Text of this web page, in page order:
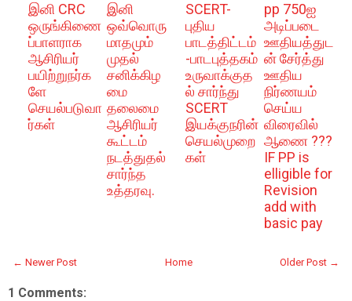
இனி CRC
ஒருங்கிணை
ப்பாளராக
ஆசிரியர்
பயிற்றுநர்க
ளே
செயல்படுவா
ர்கள்
இனி
ஒவ்வொரு
மாதமும்
முதல்
சனிக்கிழ
மை
தலைமை
ஆசிரியர்
கூட்டம்
நடத்துதல்
சார்ந்த
உத்தரவு.
SCERT-
புதிய
பாடத்திட்டம்
-பாடபுத்தகம்
உருவாக்குத
ல் சார்ந்து
SCERT
இயக்குநரின்
செயல்முறை
கள்
pp 750ஐ
அடிப்படை
ஊதியத்துட
ன் சேர்த்து
ஊதிய
நிர்ணயம்
செய்ய
விரைவில்
ஆணை ???
IF PP is
elligible for
Revision
add with
basic pay
← Newer Post Older Post →
Home
1 Comments: